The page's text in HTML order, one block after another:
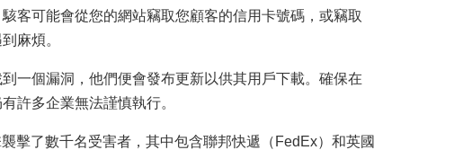
客可能會從您的網站竊取您顧客的信用卡號碼，或竊取
麻煩。
一個漏洞，他們便會發布更新以供其用戶下載。確保在
許多企業無法謹慎執行。
擊了數千名受害者，其中包含聯邦快遞（FedEx）和英國